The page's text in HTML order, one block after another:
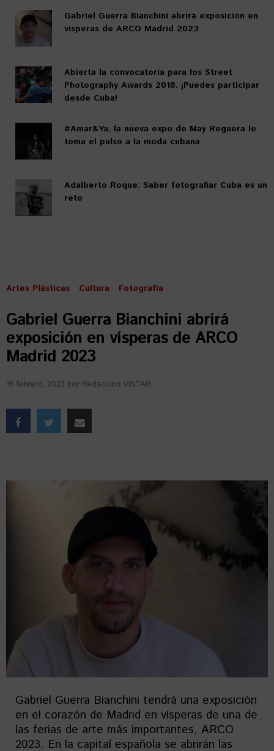
Gabriel Guerra Bianchini abrirá exposición en
vísperas de ARCO Madrid 2023
Abierta la convocatoria para los Street
Photography Awards 2018. ¡Puedes participar
desde Cuba!
#Amar&Ya, la nueva expo de May Reguera le
toma el pulso a la moda cubana
Adalberto Roque: Saber fotografiar Cuba es un
reto
Artes Plásticas Cultura Fotografía
Gabriel Guerra Bianchini abrirá
exposición en vísperas de ARCO
Madrid 2023
16 febrero, 2023 por Redacción VISTAR
Gabriel Guerra Bianchini tendrá una exposición
en el corazón de Madrid en vísperas de una de
las ferias de arte más importantes, ARCO
2023. En la capital española se abrirán las